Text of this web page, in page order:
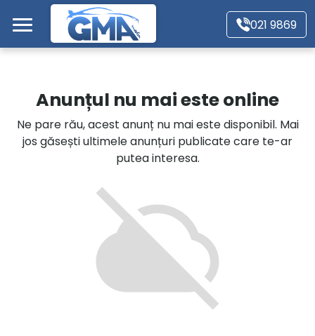
Mergi direct la conținutul principal
021 9869
Autoturisme
Motociclete
Autoutilitare
Alte tipuri vehicule
Anunțul nu mai este online
Ne pare rău, acest anunț nu mai este disponibil. Mai
jos găsești ultimele anunțuri publicate care te-ar
putea interesa.